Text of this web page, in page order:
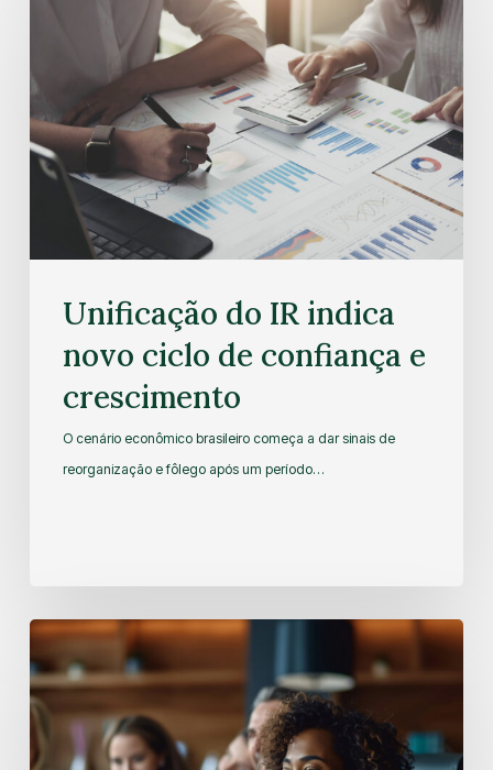
Unificação do IR indica
novo ciclo de confiança e
crescimento
O cenário econômico brasileiro começa a dar sinais de
reorganização e fôlego após um período…